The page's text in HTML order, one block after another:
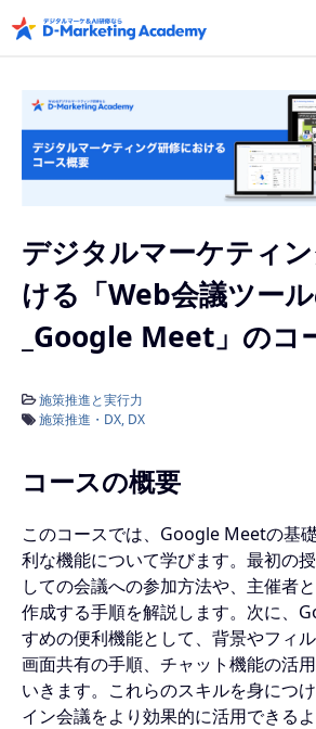
eラーニングシステム
カリキュラム例/事例
無料プラン/キャンペーン
デジタルマーケティ
ける「Web会議ツー
_Google Meet」のコ
施策推進と実行力
施策推進・DX DX
コースの概要
このコースでは、Google Meetの基
利な機能について学びます。最初の
しての会議への参加方法や、主催者
作成する手順を解説します。次に、
すめの便利機能として、背景やフィル
画面共有の手順、チャット機能の活
いきます。これらのスキルを身につ
イン会議をより効果的に活用できるよ